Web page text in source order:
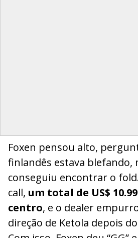
Foxen pensou alto,
finlandês estava blefando,
conseguiu encontrar o
call, um total de US$
centro, e o dealer
direção de Ketola depois